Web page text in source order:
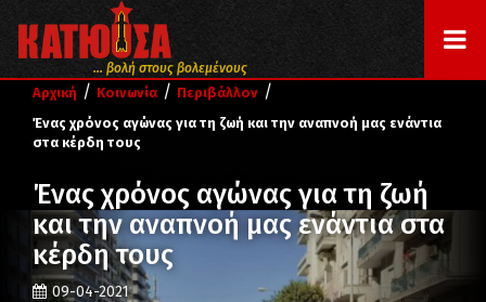
... βολή στους βολεμένους
Αρχική / Κοινωνία / Περιβάλλον /
Ένας χρόνος αγώνας για τη ζωή και την αναπνοή μας ενάντια
στα κέρδη τους
Ένας χρόνος αγώνας για τη ζωή
και την αναπνοή μας ενάντια στα
κέρδη τους
09-04-2021